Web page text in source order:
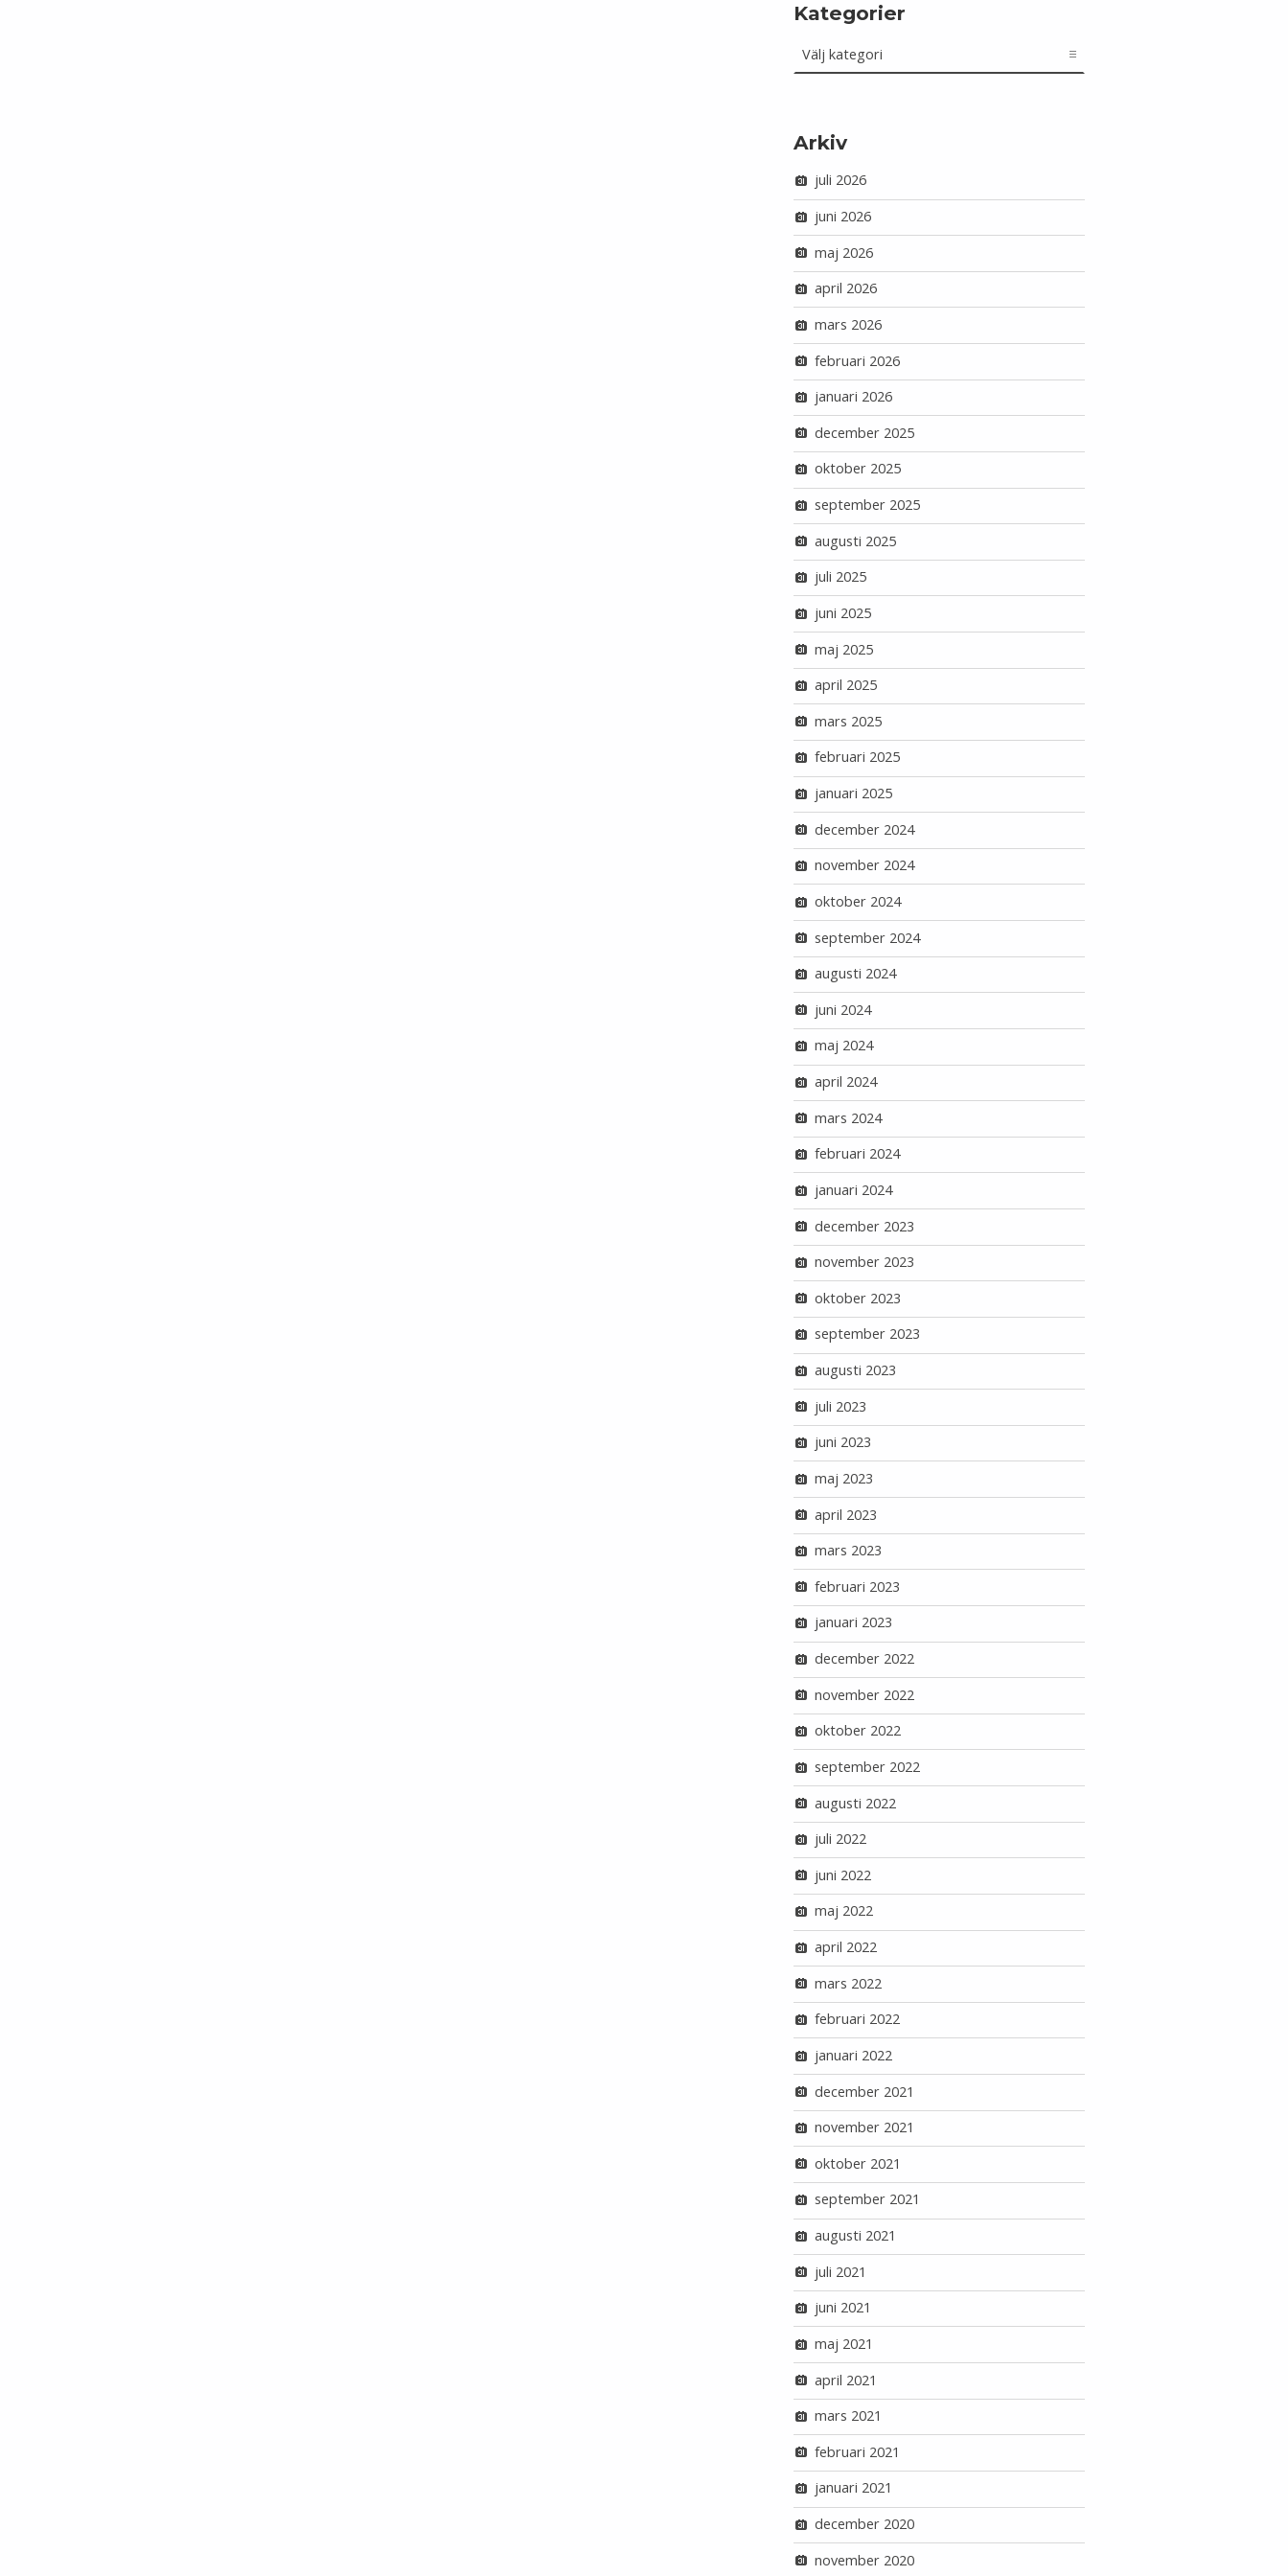
Kategorier
Arkiv
juli 2026
juni 2026
maj 2026
april 2026
mars 2026
februari 2026
januari 2026
december 2025
oktober 2025
september 2025
augusti 2025
juli 2025
juni 2025
maj 2025
april 2025
mars 2025
februari 2025
januari 2025
december 2024
november 2024
oktober 2024
september 2024
augusti 2024
juni 2024
maj 2024
april 2024
mars 2024
februari 2024
januari 2024
december 2023
november 2023
oktober 2023
september 2023
augusti 2023
juli 2023
juni 2023
maj 2023
april 2023
mars 2023
februari 2023
januari 2023
december 2022
november 2022
oktober 2022
september 2022
augusti 2022
juli 2022
juni 2022
maj 2022
april 2022
mars 2022
februari 2022
januari 2022
december 2021
november 2021
oktober 2021
september 2021
augusti 2021
juli 2021
juni 2021
maj 2021
april 2021
mars 2021
februari 2021
januari 2021
december 2020
november 2020